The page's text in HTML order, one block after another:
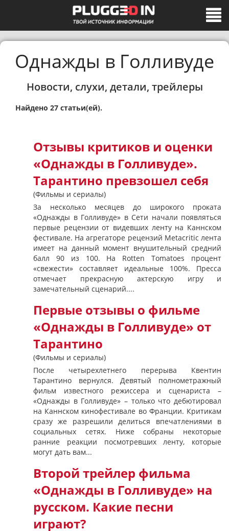
Однажды в Голливуде
Новости, слухи, детали, трейлеры
Найдено 27 статьи(ей).
Отзывы критиков и оценки
«Однажды в Голливуде».
Тарантино превзошел себя
(Фильмы и сериалы)
За несколько месяцев до широкого проката
«Однажды в Голливуде» в Сети начали появляться
первые рецензии от видевших ленту на Каннском
фестивале. На агрегаторе рецензий Metacritic лента
имеет на данный момент внушительный средний
балл 90 из 100. На Rotten Tomatoes процент
«свежести» составляет идеальные 100%. Пресса
отмечает прекрасную актерскую игру и
замечательный сценарий....
Первые отзывы о фильме
«Однажды в Голливуде» от
Тарантино
(Фильмы и сериалы)
После четырехлетнего перерыва Квентин
Тарантино вернулся. Девятый полнометражный
фильм известного режиссера и сценариста –
«Однажды в Голливуде» – только что дебютировал
на Каннском кинофестивале во Франции. Критикам
сразу же разрешили делиться впечатлениями в
социальных сетях. Ниже собраны некоторые
ранние реакции посмотревших ленту, которые
могут дать вам...
Второй трейлер фильма
«Однажды в Голливуде» на
русском. Какие песни
играют?